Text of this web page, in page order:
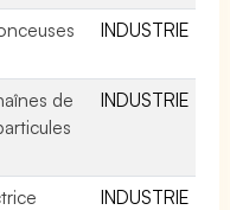
INDUSTRIE
de
INDUSTRIE
INDUSTRIE